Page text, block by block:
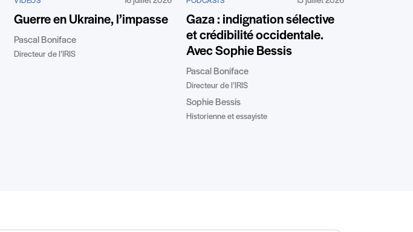
Guerre en Ukraine, l’impasse
Pascal Boniface
Directeur de l’IRIS
Gaza : indignation sélective
et crédibilité occidentale.
Avec Sophie Bessis
Pascal Boniface
Directeur de l’IRIS
Sophie Bessis
Historienne et essayiste